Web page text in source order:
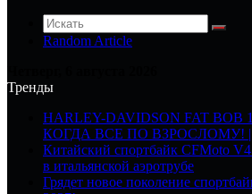
Random Article
Тренды
HARLEY-DAVIDSON FAT
КОГДА ВСЕ ПО ВЗРОСЛОМУ! |
Китайский спортбайк CFMoto
в итальянской аэротрубе
Грядет новое поколение